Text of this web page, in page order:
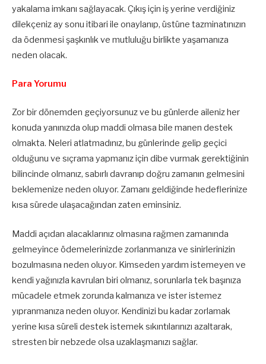
yakalama imkanı sağlayacak. Çıkış için iş yerine verdiğiniz
dilekçeniz ay sonu itibari ile onaylanıp, üstüne tazminatınızın
da ödenmesi şaşkınlık ve mutluluğu birlikte yaşamanıza
neden olacak.
Para Yorumu
Zor bir dönemden geçiyorsunuz ve bu günlerde aileniz her
konuda yanınızda olup maddi olmasa bile manen destek
olmakta. Neleri atlatmadınız, bu günlerinde gelip geçici
olduğunu ve sıçrama yapmanız için dibe vurmak gerektiğinin
bilincinde olmanız, sabırlı davranıp doğru zamanın gelmesini
beklemenize neden oluyor. Zamanı geldiğinde hedeflerinize
kısa sürede ulaşacağından zaten eminsiniz.
Maddi açıdan alacaklarınız olmasına rağmen zamanında
gelmeyince ödemelerinizde zorlanmanıza ve sinirlerinizin
bozulmasına neden oluyor. Kimseden yardım istemeyen ve
kendi yağınızla kavrulan biri olmanız, sorunlarla tek başınıza
mücadele etmek zorunda kalmanıza ve ister istemez
yıpranmanıza neden oluyor. Kendinizi bu kadar zorlamak
yerine kısa süreli destek istemek sıkıntılarınızı azaltarak,
stresten bir nebzede olsa uzaklaşmanızı sağlar.